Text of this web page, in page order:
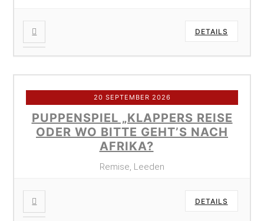
DETAILS
20 SEPTEMBER 2026
PUPPENSPIEL „KLAPPERS REISE
ODER WO BITTE GEHT’S NACH
AFRIKA?
Remise, Leeden
DETAILS